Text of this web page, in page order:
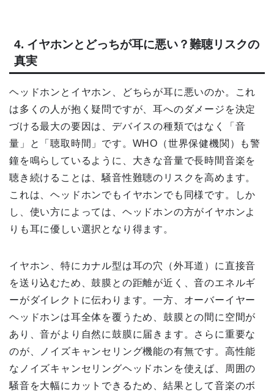
4. イヤホンとどっちが耳に悪い？難聴リスクの
真実
ヘッドホンとイヤホン、どちらが耳に悪いのか。これ
は多くの人が抱く疑問ですが、耳へのダメージを決定
づける最大の要因は、デバイスの種類ではなく「音
量」と「聴取時間」です。WHO（世界保健機関）も警
鐘を鳴らしているように、大きな音量で長時間音楽を
聴き続けることは、騒音性難聴のリスクを高めます。
これは、ヘッドホンでもイヤホンでも同様です。しか
し、使い方によっては、ヘッドホンの方がイヤホンよ
りも耳に優しい選択となり得ます。
イヤホン、特にカナル型は耳の穴（外耳道）に直接音
を送り込むため、鼓膜との距離が近く、音のエネルギ
ーがダイレクトに伝わります。一方、オーバーイヤー
ヘッドホンは耳全体を覆うため、鼓膜との間に空間が
あり、音がより自然に鼓膜に届きます。さらに重要な
のが、ノイズキャンセリング機能の有無です。高性能
なノイズキャンセリングヘッドホンを使えば、周囲の
騒音を大幅にカットできるため、結果として音楽のボ